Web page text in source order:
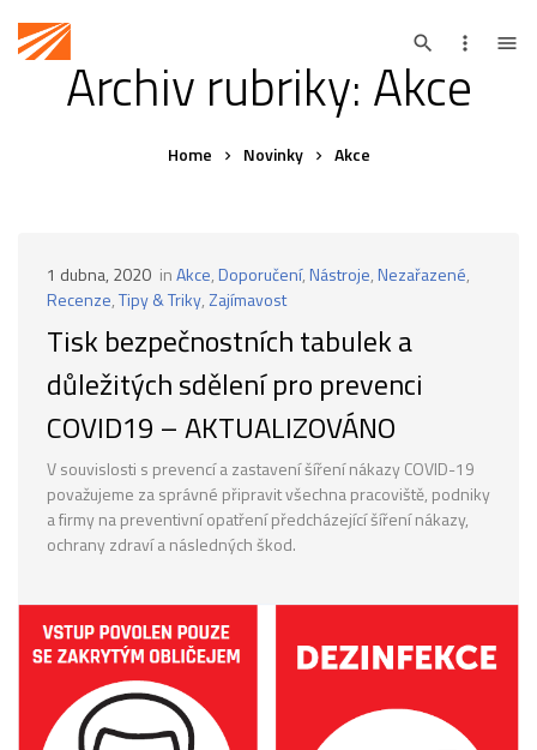
Archiv rubriky: Akce
Home Novinky Akce
1 dubna, 2020 inAkce, Doporučení, Nástroje, Nezařazené,
Recenze,Tipy & Triky, Zajímavost
Tisk bezpečnostních tabulek a
důležitých sdělení pro prevenci
COVID19 – AKTUALIZOVÁNO
V souvislosti s prevencí a zastavení šíření nákazy COVID-19
považujeme za správné připravit všechna pracoviště, podniky
a firmy na preventivní opatření předcházející šíření nákazy,
ochrany zdraví a následných škod.